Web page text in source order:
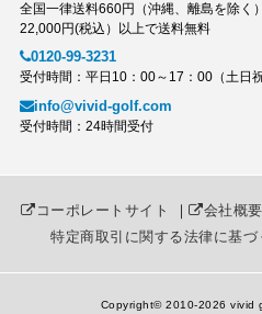
全国一律送料660円（沖縄、離島を除く）
22,000円(税込）以上で送料無料
0120-99-3231
受付時間：平日10：00～17：00（土日祝
info@vivid-golf.com
受付時間：24時間受付
コーポレートサイト ｜ 会社概要
特定商取引に関する法律に基づ
Copyright© 2010-2026 vivid